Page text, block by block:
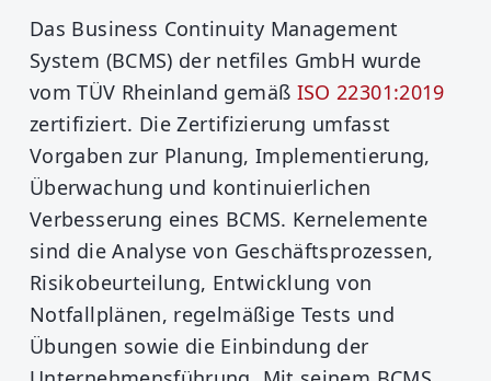
Das Business Continuity Management
System (BCMS) der netfiles GmbH wurde
vom TÜV Rheinland gemäß ISO 22301:2019
zertifiziert. Die Zertifizierung umfasst
Vorgaben zur Planung, Implementierung,
Überwachung und kontinuierlichen
Verbesserung eines BCMS. Kernelemente
sind die Analyse von Geschäftsprozessen,
Risikobeurteilung, Entwicklung von
Notfallplänen, regelmäßige Tests und
Übungen sowie die Einbindung der